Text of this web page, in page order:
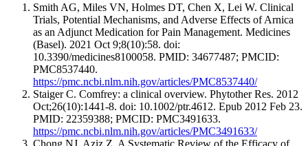
Smith AG, Miles VN, Holmes DT, Chen X, Lei W. Clinical
Trials, Potential Mechanisms, and Adverse Effects of Arnica
as an Adjunct Medication for Pain Management. Medicines
(Basel). 2021 Oct 9;8(10):58. doi:
10.3390/medicines8100058. PMID: 34677487; PMCID:
PMC8537440.
https://pmc.ncbi.nlm.nih.gov/articles/PMC8537440/
Staiger C. Comfrey: a clinical overview. Phytother Res. 2012
Oct;26(10):1441-8. doi: 10.1002/ptr.4612. Epub 2012 Feb 23.
PMID: 22359388; PMCID: PMC3491633.
https://pmc.ncbi.nlm.nih.gov/articles/PMC3491633/
Chong NJ, Aziz Z. A Systematic Review of the Efficacy of